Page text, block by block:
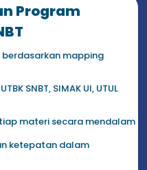
Program
mapping
SNBT, SIMAK UI, UTUL
materi secara mendalam
ketepatan dalam